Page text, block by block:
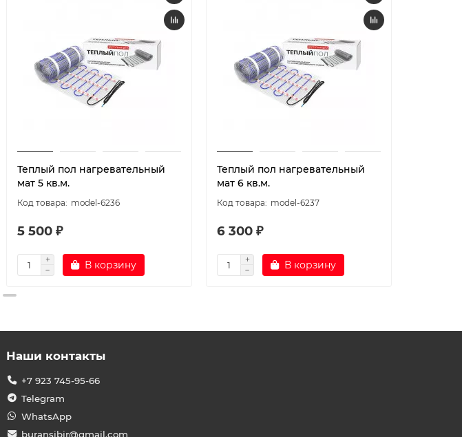
Теплый пол нагревательный
мат 5 кв.м.
model-6236
5 500 ₽
В корзину
Теплый пол нагревательный
мат 6 кв.м.
model-6237
6 300 ₽
В корзину
Наши контакты
+7 923 745-95-66
Telegram
WhatsApp
buransibir@gmail.com